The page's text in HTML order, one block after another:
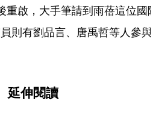
重啟，大手筆請到雨蓓這位國
則有劉品言、唐禹哲等人參與
延伸閱讀